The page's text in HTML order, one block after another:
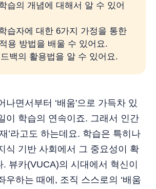
습의 개념에 대해서 알 수 있어
습자에 대한 6가지 가정을 통한
용 방법을 배울 수 있어요.
백의 활용법을 알 수 있어요.
나면서부터 ‘배움'으로 가득차 있
이 학습의 연속이죠. 그래서 인간
’라고도 하는데요. 학습은 특히나
식 기반 사회에서 그 중요성이 확
. 뷰카(VUCA)의 시대에서 혁신이
우하는 때에, 조직 스스로의 ‘배움